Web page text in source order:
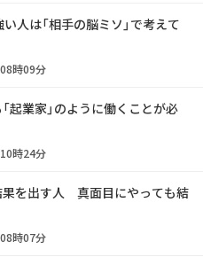
い人は「相手の脳ミソ」で考えて
時09分
起業家」のように働くことが必
時24分
果を出す人 真面目にやっても結
時07分